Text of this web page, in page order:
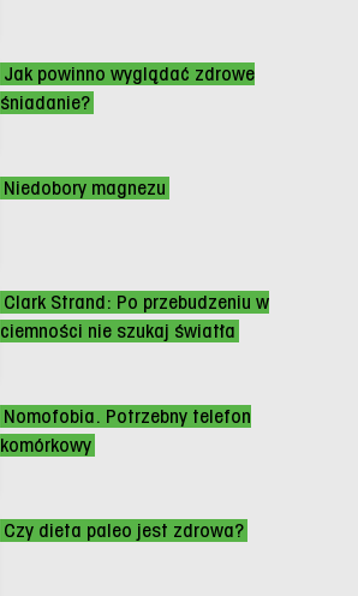
Jak powinno wyglądać zdrowe
śniadanie?
Niedobory magnezu
Clark Strand: Po przebudzeniu w
ciemności nie szukaj światła
Nomofobia. Potrzebny telefon
komórkowy
Czy dieta paleo jest zdrowa?